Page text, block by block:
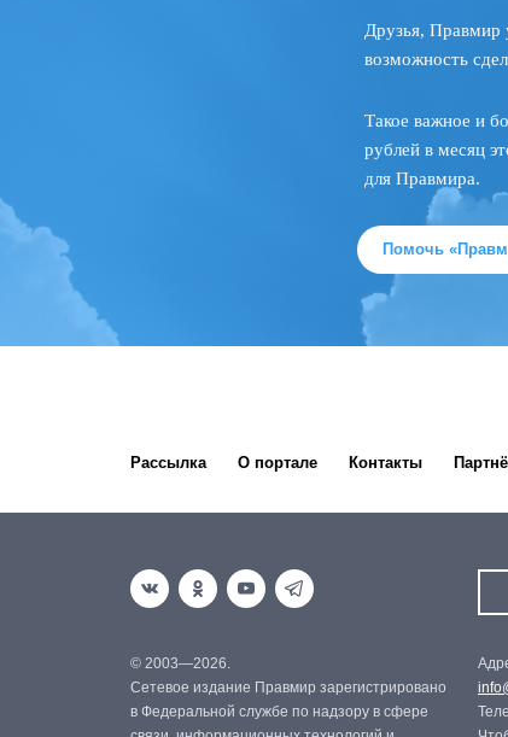
Друзья, Правмир
возможность
Такое важное и
рублей в месяц
для Правмира.
Помочь
Рассылка О портале Контакты
© 2003—2026.
Сетевое издание Правмир зарегистрировано
в Федеральной службе по надзору в сфере